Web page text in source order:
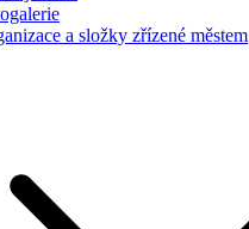
a složky zřízené městem